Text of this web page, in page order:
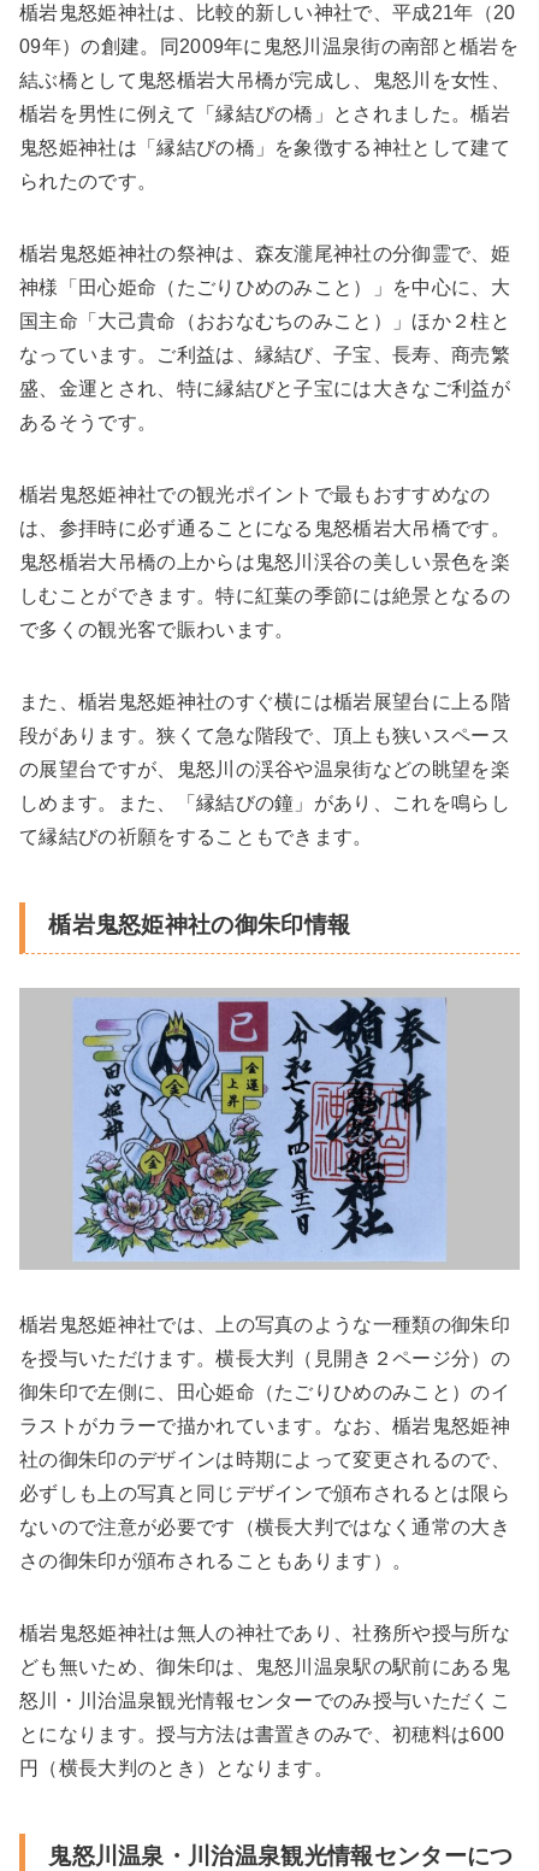
楯岩鬼怒姫神社は、比較的新しい神社で、平成21年（20
09年）の創建。同2009年に鬼怒川温泉街の南部と楯岩を
結ぶ橋として鬼怒楯岩大吊橋が完成し、鬼怒川を女性、
楯岩を男性に例えて「縁結びの橋」とされました。楯岩
鬼怒姫神社は「縁結びの橋」を象徴する神社として建て
られたのです。
楯岩鬼怒姫神社の祭神は、森友瀧尾神社の分御霊で、姫
神様「田心姫命（たごりひめのみこと）」を中心に、大
国主命「大己貴命（おおなむちのみこと）」ほか２柱と
なっています。ご利益は、縁結び、子宝、長寿、商売繁
盛、金運とされ、特に縁結びと子宝には大きなご利益が
あるそうです。
楯岩鬼怒姫神社での観光ポイントで最もおすすめなの
は、参拝時に必ず通ることになる鬼怒楯岩大吊橋です。
鬼怒楯岩大吊橋の上からは鬼怒川渓谷の美しい景色を楽
しむことができます。特に紅葉の季節には絶景となるの
で多くの観光客で賑わいます。
また、楯岩鬼怒姫神社のすぐ横には楯岩展望台に上る階
段があります。狭くて急な階段で、頂上も狭いスペース
の展望台ですが、鬼怒川の渓谷や温泉街などの眺望を楽
しめます。また、「縁結びの鐘」があり、これを鳴らし
て縁結びの祈願をすることもできます。
楯岩鬼怒姫神社の御朱印情報
楯岩鬼怒姫神社では、上の写真のような一種類の御朱印
を授与いただけます。横長大判（見開き２ページ分）の
御朱印で左側に、田心姫命（たごりひめのみこと）のイ
ラストがカラーで描かれています。なお、楯岩鬼怒姫神
社の御朱印のデザインは時期によって変更されるので、
必ずしも上の写真と同じデザインで頒布されるとは限ら
ないので注意が必要です（横長大判ではなく通常の大き
さの御朱印が頒布されることもあります）。
楯岩鬼怒姫神社は無人の神社であり、社務所や授与所な
ども無いため、御朱印は、鬼怒川温泉駅の駅前にある鬼
怒川・川治温泉観光情報センターでのみ授与いただくこ
とになります。授与方法は書置きのみで、初穂料は600
円（横長大判のとき）となります。
鬼怒川温泉・川治温泉観光情報センターにつ